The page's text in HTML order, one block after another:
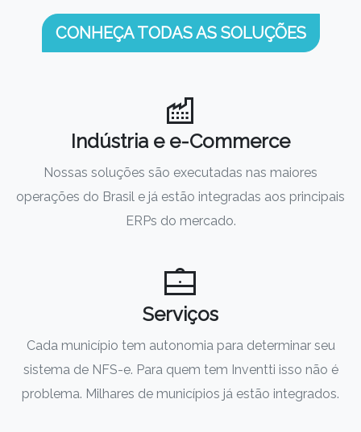
CONHEÇA TODAS AS SOLUÇÕES
Indústria e e-Commerce
Nossas soluções são executadas nas maiores
operações do Brasil e já estão integradas aos principais
ERPs do mercado.
Serviços
Cada município tem autonomia para determinar seu
sistema de NFS-e. Para quem tem Inventti isso não é
problema. Milhares de municípios já estão integrados.